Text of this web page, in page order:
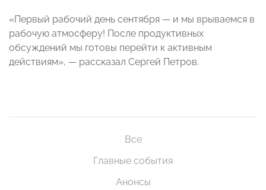
«Первый рабочий день сентября — и мы врываемся в
рабочую атмосферу! После продуктивных
обсуждений мы готовы перейти к активным
действиям», — рассказал Сергей Петров.
Все
Главные события
Анонсы